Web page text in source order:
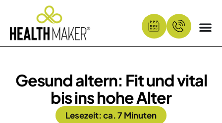
Gesund altern: Fit und vital
bis ins hohe Alter
Lesezeit: ca. 7 Minuten